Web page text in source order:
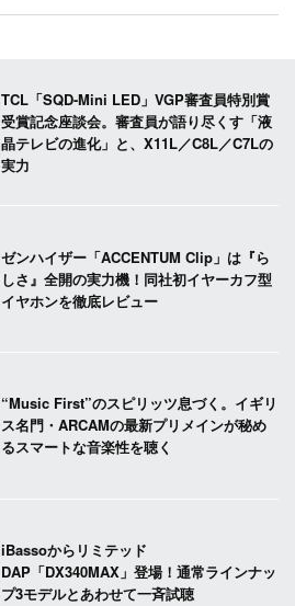
TCL「SQD-Mini LED」VGP審査員特別賞
受賞記念座談会。審査員が語り尽くす「液
晶テレビの進化」と、X11L／C8L／C7Lの
実力
ゼンハイザー「ACCENTUM Clip」は『ら
しさ』全開の実力機！同社初イヤーカフ型
イヤホンを徹底レビュー
“Music First”のスピリッツ息づく。イギリ
ス名門・ARCAMの最新プリメインが秘め
るスマートな音楽性を聴く
iBassoからリミテッド
DAP「DX340MAX」登場！通常ラインナッ
プ3モデルとあわせて一斉試聴